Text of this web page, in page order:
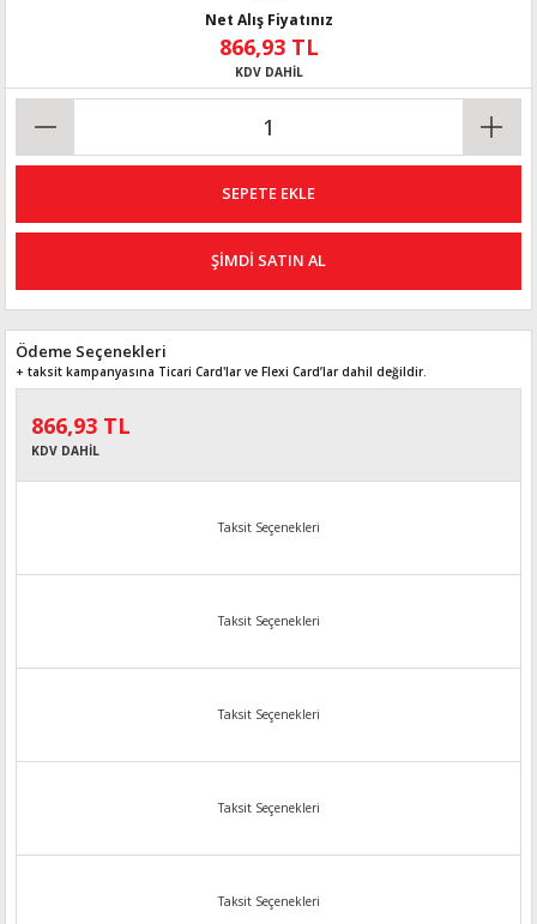
Net Alış Fiyatınız
866,93 TL
KDV DAHİL
SEPETE EKLE
ŞİMDİ SATIN AL
Ödeme Seçenekleri
+ taksit kampanyasına Ticari Card'lar ve Flexi Card’lar dahil değildir.
866,93 TL
KDV DAHİL
Taksit Seçenekleri
Taksit Seçenekleri
Taksit Seçenekleri
Taksit Seçenekleri
Taksit Seçenekleri